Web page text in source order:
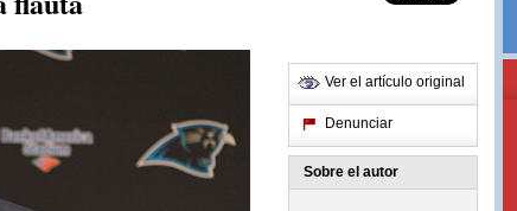
Ver el artículo original
Denunciar
Sobre el autor